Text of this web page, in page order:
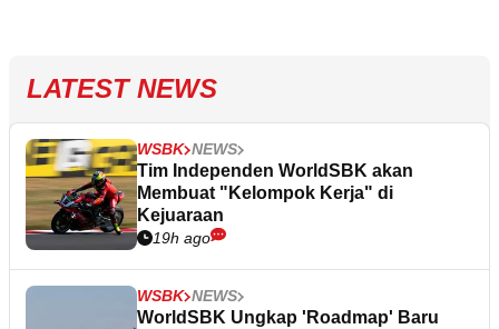
LATEST NEWS
WSBK NEWS
Tim Independen WorldSBK akan
Membuat "Kelompok Kerja" di
Kejuaraan
19h ago
WSBK NEWS
WorldSBK Ungkap 'Roadmap' Baru